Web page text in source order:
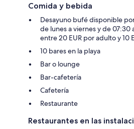
Comida y bebida
Desayuno bufé disponible
de lunes a viernes y de 07:30
entre 20 EUR por adulto y 10
10 bares en la playa
Bar o lounge
Bar-cafetería
Cafetería
Restaurante
Restaurantes en las